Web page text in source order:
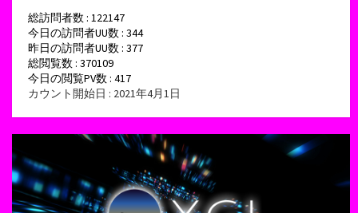
総訪問者数 : 122147
今日の訪問者UU数 : 344
昨日の訪問者UU数 : 377
総閲覧数 : 370109
今日の閲覧PV数 : 417
カウント開始日 : 2021年4月1日